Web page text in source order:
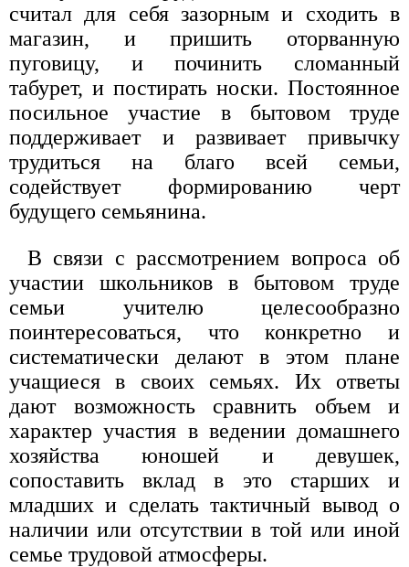
считал для себя зазорным и сходить в
магазин, и пришить оторванную
пуговицу, и починить сломанный
табурет, и постирать носки. Постоянное
посильное участие в бытовом труде
поддерживает и развивает привычку
трудиться на благо всей семьи,
содействует формированию черт
будущего семьянина.
В связи с рассмотрением вопроса об
участии школьников в бытовом труде
семьи учителю целесообразно
поинтересоваться, что конкретно и
систематически делают в этом плане
учащиеся в своих семьях. Их ответы
дают возможность сравнить объем и
характер участия в ведении домашнего
хозяйства юношей и девушек,
сопоставить вклад в это старших и
младших и сделать тактичный вывод о
наличии или отсутствии в той или иной
семье трудовой атмосферы.